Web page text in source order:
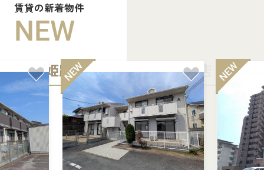
賃貸の新着物件
NEW
姫路中央店 加古川店